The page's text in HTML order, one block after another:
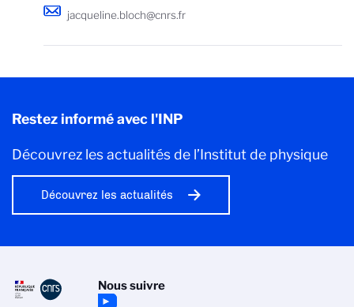
jacqueline.bloch@cnrs.fr
Restez informé avec l'INP
Découvrez les actualités de l’Institut de physique
Découvrez les actualités
Nous suivre